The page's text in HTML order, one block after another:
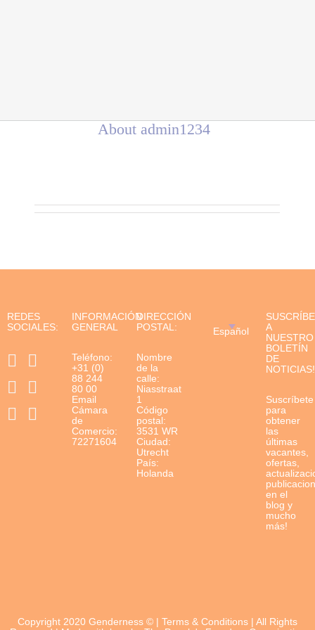
About admin1234
REDES
SOCIALES:
INFORMACIÓN
GENERAL
Teléfono:
+31 (0)
88 244
80 00
Email
Cámara
de
Comercio:
72271604
DIRECCIÓN
POSTAL:
Nombre
de la
calle:
Niasstraat
1
Código
postal:
3531 WR
Ciudad:
Utrecht
País:
Holanda
Español
A
NUESTRO
BOLETÍN
DE
NOTICIAS!
Suscríbete
para
obtener
las
últimas
vacantes,
ofertas,
en el
blog y
mucho
más!
Copyright 2020 Genderness © | Terms & Conditions | All Rights